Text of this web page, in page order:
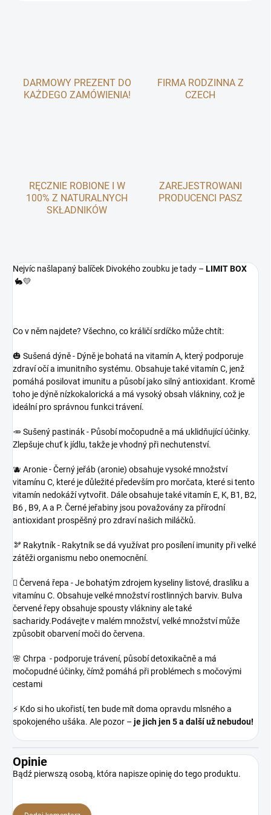
DARMOWY PREZENT DO
KAŻDEGO ZAMÓWIENIA!
FIRMA RODZINNA Z
CZECH
RĘCZNIE ROBIONE I W
100% Z NATURALNYCH
SKŁADNIKÓW
ZAREJESTROWANI
PRODUCENCI PASZ
Nejvíc našlapaný balíček Divokého zoubku je tady – LIMIT BOX
🐇💛
Co v něm najdete? Všechno, co králičí srdíčko může chtít:
🎃 Sušená dýně - Dýně je bohatá na vitamín A, který podporuje
zdraví očí a imunitního systému. Obsahuje také vitamín C, jenž
pomáhá posilovat imunitu a působí jako silný antioxidant. Kromě
toho je dýně nízkokalorická a má vysoký obsah vlákniny, což je
ideální pro správnou funkci trávení.
🥕 Sušený pastinák - Působí močopudně a má uklidňující účinky.
Zlepšuje chuť k jídlu, takže je vhodný při nechutenství.
🫐 Aronie - Černý jeřáb (aronie) obsahuje vysoké množství
vitamínu C, které je důležité především pro morčata, které si tento
vitamín nedokáží vytvořit. Dále obsahuje také vitamín E, K, B1, B2,
B6 , B9, A a P. Černé jeřabiny jsou považovány za přírodní
antioxidant prospěšný pro zdraví našich miláčků.
🫘 Rakytník - Rakytník se dá využívat pro posílení imunity při velké
zátěži organismu nebo onemocnění.
🫜 Červená řepa - Je bohatým zdrojem kyseliny listové, draslíku a
vitamínu C. Obsahuje velké množství rostlinných barviv. Bulva
červené řepy obsahuje spousty vlákniny ale také
sacharidy.Podávejte v malém množství, velké množství může
způsobit obarvení moči do červena.
🌸 Chrpa - podporuje trávení, působí detoxikačně a má
močopudné účinky, čímž pomáhá při problémech s močovými
cestami
⚡️ Kdo si ho ukořistí, ten bude mít doma opravdu mlsného a
spokojeného ušáka. Ale pozor – je jich jen 5 a další už nebudou!
Opinie
Bądź pierwszą osobą, która napisze opinię do tego produktu.